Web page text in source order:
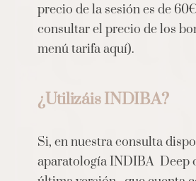
precio de la sesión es de
consultar el precio de los
menú tarifa aquí).
¿Utilizáis INDIBA?
Si, en nuestra consulta
aparatología INDIBA Deep